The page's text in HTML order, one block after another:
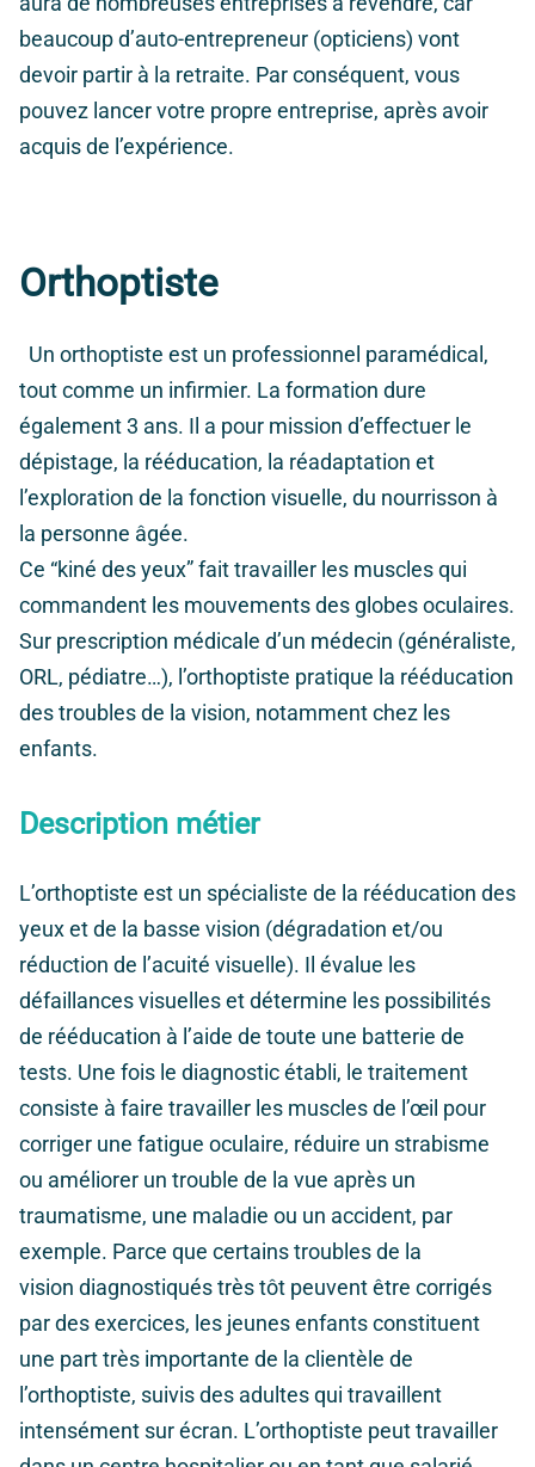
beaucoup d’auto-entrepreneur (opticiens) vont
devoir partir à la retraite. Par conséquent, vous
pouvez lancer votre propre entreprise, après avoir
acquis de l’expérience.
Orthoptiste
Un orthoptiste est un professionnel paramédical,
tout comme un infirmier. La formation dure
également 3 ans. Il a pour mission d’effectuer le
dépistage, la rééducation, la réadaptation et
l’exploration de la fonction visuelle, du nourrisson à
la personne âgée.
Ce “kiné des yeux” fait travailler les muscles qui
commandent les mouvements des globes oculaires.
Sur prescription médicale d’un médecin (généraliste,
ORL, pédiatre…), l’orthoptiste pratique la rééducation
des troubles de la vision, notamment chez les
enfants.
Description métier
L’orthoptiste est un spécialiste de la rééducation des
yeux et de la basse vision (dégradation et/ou
réduction de l’acuité visuelle). Il évalue les
défaillances visuelles et détermine les possibilités
de rééducation à l’aide de toute une batterie de
tests. Une fois le diagnostic établi, le traitement
consiste à faire travailler les muscles de l’œil pour
corriger une fatigue oculaire, réduire un strabisme
ou améliorer un trouble de la vue après un
traumatisme, une maladie ou un accident, par
exemple. Parce que certains troubles de la
vision diagnostiqués très tôt peuvent être corrigés
par des exercices, les jeunes enfants constituent
une part très importante de la clientèle de
l’orthoptiste, suivis des adultes qui travaillent
intensément sur écran. L’orthoptiste peut travailler